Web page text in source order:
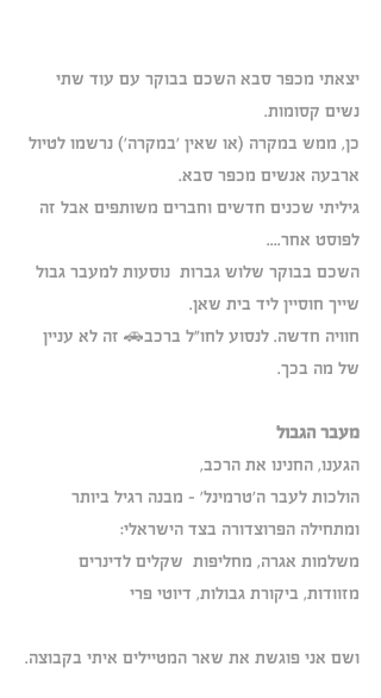
יצאתי מכפר סבא השכם בבוקר עם עוד שתי
נשים קסומות.
כן, ממש במקרה (או שאין 'במקרה') נרשמו לטיול
ארבעה אנשים מכפר סבא.
גיליתי שכנים חדשים וחברים משותפים אבל זה
לפוסט אחר....
השכם בבוקר שלוש גברות  נוסעות למעבר גבול
שייך חוסיין ליד בית שאן.
חוויה חדשה. לנסוע לחו"ל ברכב🚗 זה לא עניין
של מה בכך.
מעבר הגבול
הגענו, החנינו את הרכב,
הולכות לעבר ה'טרמינל' - מבנה רגיל ביותר
ומתחילה הפרוצדורה בצד הישראלי:
משלמות אגרה, מחליפות  שקלים לדינרים
מזוודות, ביקורת גבולות, דיוטי פרי
ושם אני פוגשת את שאר המטיילים איתי בקבוצה.